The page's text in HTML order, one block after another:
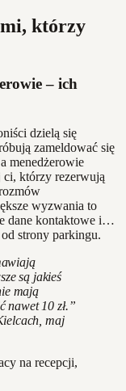
którzy
– ich
dzielą się
zameldować się
menedżerowie
ci, którzy rezerwują
wyzwania to
dane kontaktowe i…
strony parkingu.
są jakieś
mają
nawet 10 zł.”
maj